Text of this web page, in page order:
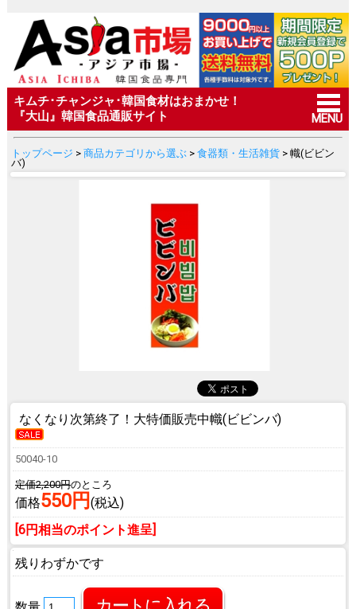
キムチ･チャンジャ･韓国食材はおまかせ！
『大山』韓国食品通販サイト
MENU
トップページ > 商品カテゴリから選ぶ> 食器類・生活雑貨> 幟(ビビン
バ)
なくなり次第終了！大特価販売中幟(ビビンバ)
50040-10
定価2,200円のところ
価格550円 (税込)
[6円相当のポイント進呈]
残りわずかです